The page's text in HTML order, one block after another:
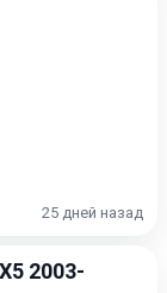
25 дней назад
2003-